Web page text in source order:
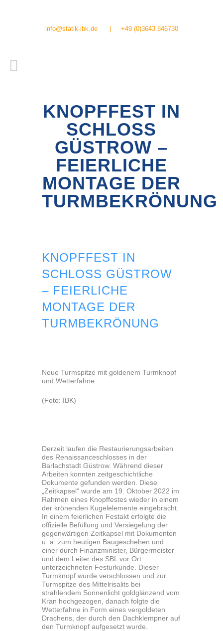
info@statik-ibk.de| +49 (0)3643 846730
KNOPFFEST IN
SCHLOSS
GÜSTROW –
FEIERLICHE
MONTAGE DER
TURMBEKRÖNUNG
KNOPFFEST IN
SCHLOSS GÜSTROW
– FEIERLICHE
MONTAGE DER
TURMBEKRÖNUNG
Neue Turmspitze mit goldenem Turmknopf
und Wetterfahne
(Foto: IBK)
Derzeit laufen die Restaurierungsarbeiten
des Renaissanceschlosses in der
Barlachstadt Güstrow. Während dieser
Arbeiten konnten zeitgeschichtliche
Dokumente gefunden werden. Diese
„Zeitkapsel“ wurde am 19. Oktober 2022 im
Rahmen eines Knopffestes wieder in einem
der krönenden Kugelelemente eingebracht.
In einem feierlichen Festakt erfolgte die
offizielle Befüllung und Versiegelung der
gegenwärtigen Zeitkapsel mit Dokumenten
u. a. zum heutigen Baugeschehen und
einer durch Finanzminister, Bürgermeister
und dem Leiter des SBL vor Ort
unterzeichneten Festurkunde. Dieser
Turmknopf wurde verschlossen und zur
Turmspitze des Mittelrisalits bei
strahlendem Sonnenlicht goldglänzend vom
Kran hochgezogen, danach folgte die
Wetterfahne in Form eines vergoldeten
Drachens, der durch den Dachklempner auf
den Turmknopf aufgesetzt wurde.